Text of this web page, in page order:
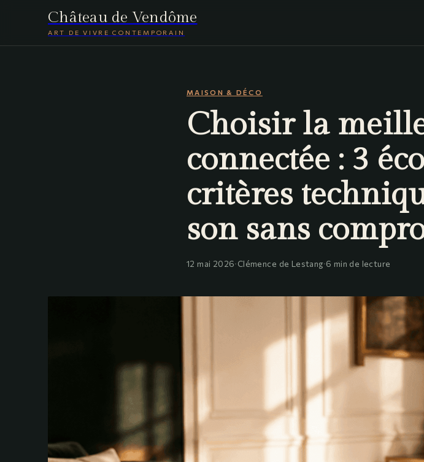
Château de Vendôme
ART DE VIVRE CONTEMPORAIN
MAISON & DÉCO
Choisir la
connectée : 3
critères
son sans
12 mai 2026·Clémence de Lestang·6 min de lecture